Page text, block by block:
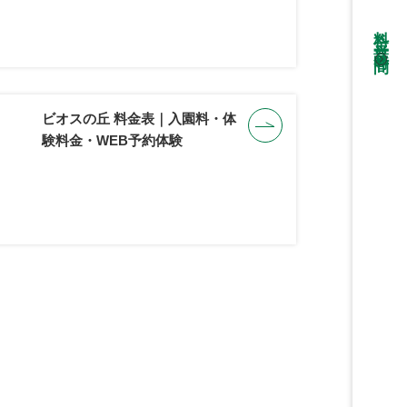
料金・営業時間
ビオスの丘 料金表｜入園料・体
験料金・WEB予約体験